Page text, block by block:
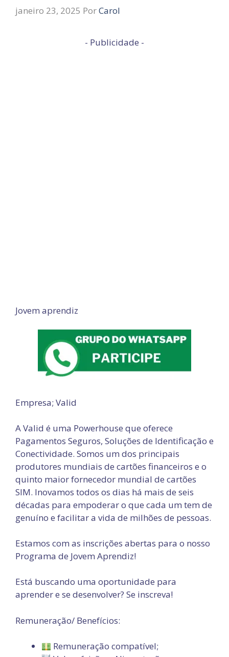
janeiro 23, 2025 PorCarol
- Publicidade -
Jovem aprendiz
Empresa; Valid
A Valid é uma Powerhouse que oferece
Pagamentos Seguros, Soluções de Identificação e
Conectividade. Somos um dos principais
produtores mundiais de cartões financeiros e o
quinto maior fornecedor mundial de cartões
SIM. Inovamos todos os dias há mais de seis
décadas para empoderar o que cada um tem de
genuíno e facilitar a vida de milhões de pessoas.
Estamos com as inscrições abertas para o nosso
Programa de Jovem Aprendiz!
Está buscando uma oportunidade para
aprender e se desenvolver? Se inscreva!
Remuneração/ Benefícios:
Remuneração compatível;